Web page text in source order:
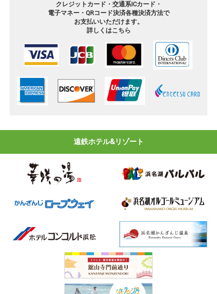
クレジットカード・交通系ICカード・
電子マネー・QRコード決済各種決済方法で
お支払いいただけます。
詳しくはこちら
遠鉄ホテル&リゾート